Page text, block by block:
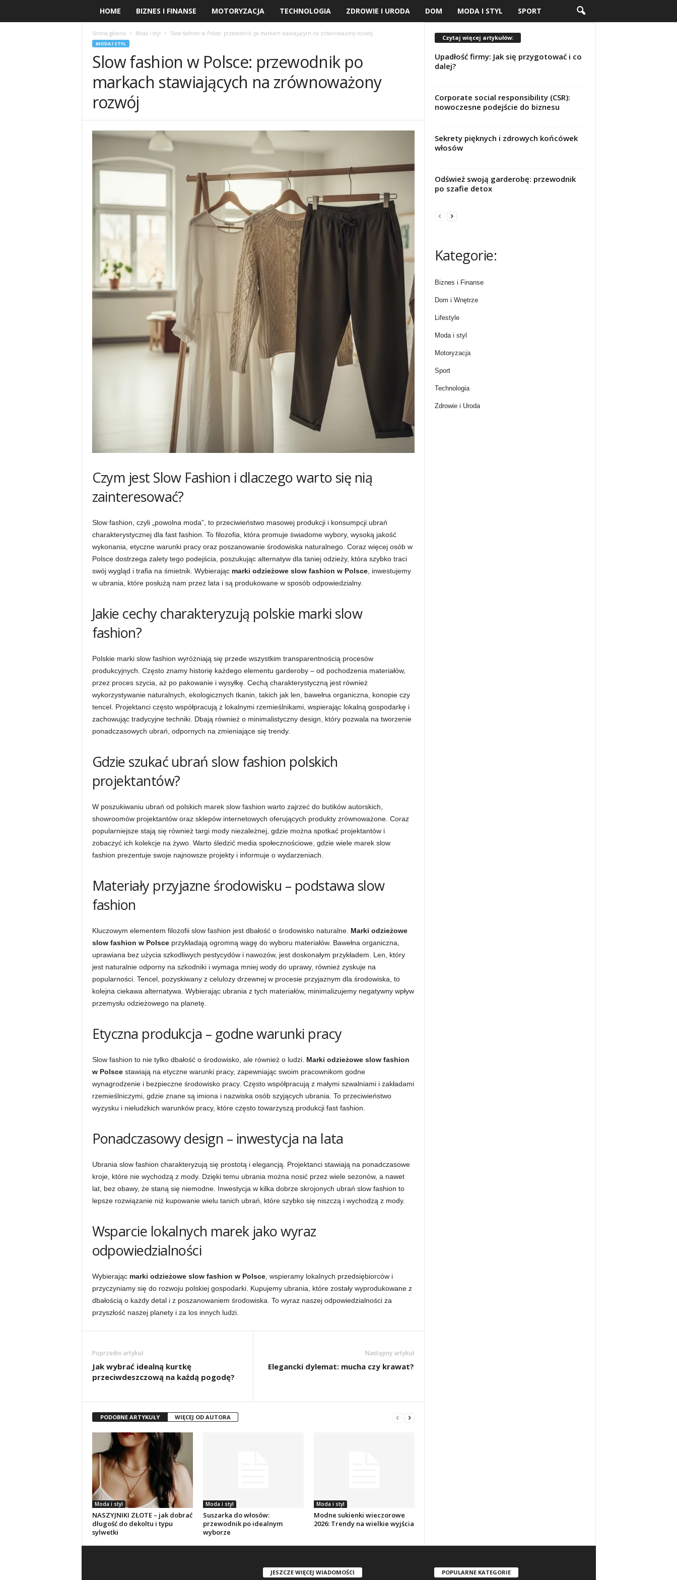
HOME BIZNES I FINANSE MOTORYZACJA TECHNOLOGIA ZDROWIE I URODA DOM MODA I STYL SPORT
Strona główna Moda i styl Slow fashion w Polsce: przewodnik po markach stawiających na zrównoważony rozwój
MODA I STYL
Slow fashion w Polsce: przewodnik po
markach stawiających na zrównoważony
rozwój
Czym jest Slow Fashion i dlaczego warto się nią
zainteresować?
Slow fashion, czyli „powolna moda”, to przeciwieństwo masowej produkcji i konsumpcji ubrań
charakterystycznej dla fast fashion. To filozofia, która promuje świadome wybory, wysoką jakość
wykonania, etyczne warunki pracy oraz poszanowanie środowiska naturalnego. Coraz więcej osób w
Polsce dostrzega zalety tego podejścia, poszukując alternatyw dla taniej odzieży, która szybko traci
swój wygląd i trafia na śmietnik. Wybierając marki odzieżowe slow fashion w Polsce, inwestujemy
w ubrania, które posłużą nam przez lata i są produkowane w sposób odpowiedzialny.
Jakie cechy charakteryzują polskie marki slow
fashion?
Polskie marki slow fashion wyróżniają się przede wszystkim transparentnością procesów
produkcyjnych. Często znamy historię każdego elementu garderoby – od pochodzenia materiałów,
przez proces szycia, aż po pakowanie i wysyłkę. Cechą charakterystyczną jest również
wykorzystywanie naturalnych, ekologicznych tkanin, takich jak len, bawełna organiczna, konopie czy
tencel. Projektanci często współpracują z lokalnymi rzemieślnikami, wspierając lokalną gospodarkę i
zachowując tradycyjne techniki. Dbają również o minimalistyczny design, który pozwala na tworzenie
ponadczasowych ubrań, odpornych na zmieniające się trendy.
Gdzie szukać ubrań slow fashion polskich
projektantów?
W poszukiwaniu ubrań od polskich marek slow fashion warto zajrzeć do butików autorskich,
showroomów projektantów oraz sklepów internetowych oferujących produkty zrównoważone. Coraz
popularniejsze stają się również targi mody niezależnej, gdzie można spotkać projektantów i
zobaczyć ich kolekcje na żywo. Warto śledzić media społecznościowe, gdzie wiele marek slow
fashion prezentuje swoje najnowsze projekty i informuje o wydarzeniach.
Materiały przyjazne środowisku – podstawa slow
fashion
Kluczowym elementem filozofii slow fashion jest dbałość o środowisko naturalne. Marki odzieżowe
slow fashion w Polsceprzykładają ogromną wagę do wyboru materiałów. Bawełna organiczna,
uprawiana bez użycia szkodliwych pestycydów i nawozów, jest doskonałym przykładem. Len, który
jest naturalnie odporny na szkodniki i wymaga mniej wody do uprawy, również zyskuje na
popularności. Tencel, pozyskiwany z celulozy drzewnej w procesie przyjaznym dla środowiska, to
kolejna ciekawa alternatywa. Wybierając ubrania z tych materiałów, minimalizujemy negatywny wpływ
przemysłu odzieżowego na planetę.
Etyczna produkcja – godne warunki pracy
Slow fashion to nie tylko dbałość o środowisko, ale również o ludzi. Marki odzieżowe slow fashion
w Polscestawiają na etyczne warunki pracy, zapewniając swoim pracownikom godne
wynagrodzenie i bezpieczne środowisko pracy. Często współpracują z małymi szwalniami i zakładami
rzemieślniczymi, gdzie znane są imiona i nazwiska osób szyjących ubrania. To przeciwieństwo
wyzysku i nieludzkich warunków pracy, które często towarzyszą produkcji fast fashion.
Ponadczasowy design – inwestycja na lata
Ubrania slow fashion charakteryzują się prostotą i elegancją. Projektanci stawiają na ponadczasowe
kroje, które nie wychodzą z mody. Dzięki temu ubrania można nosić przez wiele sezonów, a nawet
lat, bez obawy, że staną się niemodne. Inwestycja w kilka dobrze skrojonych ubrań slow fashion to
lepsze rozwiązanie niż kupowanie wielu tanich ubrań, które szybko się niszczą i wychodzą z mody.
Wsparcie lokalnych marek jako wyraz
odpowiedzialności
Wybierając marki odzieżowe slow fashion w Polsce, wspieramy lokalnych przedsiębiorców i
przyczyniamy się do rozwoju polskiej gospodarki. Kupujemy ubrania, które zostały wyprodukowane z
dbałością o każdy detal i z poszanowaniem środowiska. To wyraz naszej odpowiedzialności za
przyszłość naszej planety i za los innych ludzi.
Poprzedni artykuł
Jak wybrać idealną kurtkę
przeciwdeszczową na każdą pogodę?
Następny artykuł
Elegancki dylemat: mucha czy krawat?
PODOBNE ARTYKUŁY WIĘCEJ OD AUTORA
Moda i styl
NASZYJNIKI ZŁOTE – jak dobrać
długość do dekoltu i typu
sylwetki
Moda i styl
Suszarka do włosów:
przewodnik po idealnym
wyborze
Moda i styl
Modne sukienki wieczorowe
2026: Trendy na wielkie wyjścia
Czytaj więcej artykułów:
Upadłość firmy: Jak się przygotować i co
dalej?
Corporate social responsibility (CSR):
nowoczesne podejście do biznesu
Sekrety pięknych i zdrowych końcówek
włosów
Odśwież swoją garderobę: przewodnik
po szafie detox
Kategorie:
Biznes i Finanse
Dom i Wnętrze
Lifestyle
Moda i styl
Motoryzacja
Sport
Technologia
Zdrowie i Uroda
JESZCZE WIĘCEJ WIADOMOŚCI POPULARNE KATEGORIE